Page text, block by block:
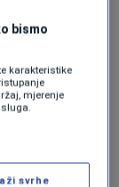
važna tri
im nije
kod Seville
bismo
karakteristike
mjerenje
svrhe